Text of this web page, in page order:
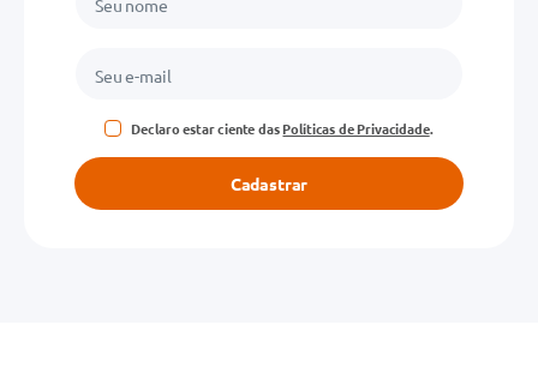
Declaro estar ciente dasPolíticas de Privacidade.
Cadastrar